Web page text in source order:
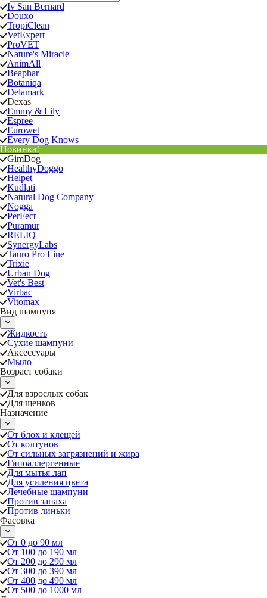
Iv San Bernard
Douxo
TropiClean
VetExpert
ProVET
Nature's Miracle
AnimAll
Beaphar
Botaniqa
Delamark
Dexas
Emmy & Lily
Espree
Eurowet
Every Dog Knows
Новинка!
GimDog
HealthyDoggo
Helpet
Kudlati
Natural Dog Company
Nogga
PerFect
Puramur
RELIQ
SynergyLabs
Tauro Pro Line
Trixie
Urban Dog
Vet's Best
Virbac
Vitomax
Вид шампуня
Жидкость
Сухие шампуни
Аксессуары
Мыло
Возраст собаки
Для взрослых собак
Для щенков
Назначение
От блох и клещей
От колтунов
От сильных загрязнений и жира
Гипоаллергенные
Для мытья лап
Для усиления цвета
Лечебные шампуни
Против запаха
Против линьки
Фасовка
От 0 до 90 мл
От 100 до 190 мл
От 200 до 290 мл
От 300 до 390 мл
От 400 до 490 мл
От 500 до 1000 мл